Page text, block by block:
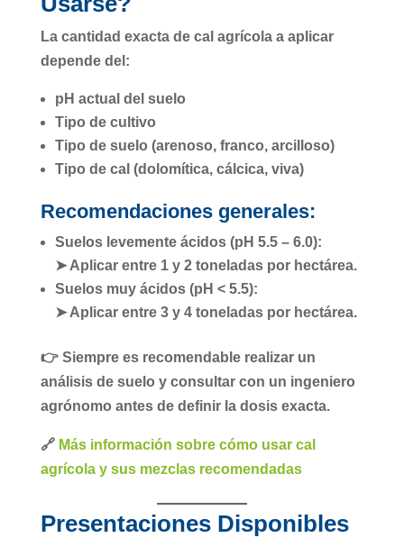
La cantidad exacta de cal agrícola a aplicar
depende del:
pH actual del suelo
Tipo de cultivo
Tipo de suelo (arenoso, franco, arcilloso)
Tipo de cal (dolomítica, cálcica, viva)
Recomendaciones generales:
Suelos levemente ácidos (pH 5.5 – 6.0):
➤ Aplicar entre 1 y 2 toneladas por hectárea.
Suelos muy ácidos (pH < 5.5):
➤ Aplicar entre 3 y 4 toneladas por hectárea.
👉 Siempre es recomendable realizar un
análisis de suelo y consultar con un ingeniero
agrónomo antes de definir la dosis exacta.
🔗 Más información sobre cómo usar cal
agrícola y sus mezclas recomendadas
Presentaciones Disponibles